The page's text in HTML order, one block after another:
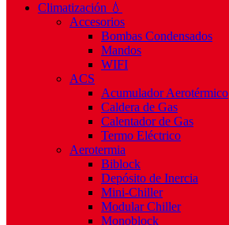
Climatización 💧
Accesorios
Bombas Condensados
Mandos
WIFI
ACS
Acumulador Aerotérmico
Caldera de Gas
Calentador de Gas
Termo Eléctrico
Aerotermia
Biblock
Depósito de Inercia
Mini-Chiller
Modular Chiller
Monoblock